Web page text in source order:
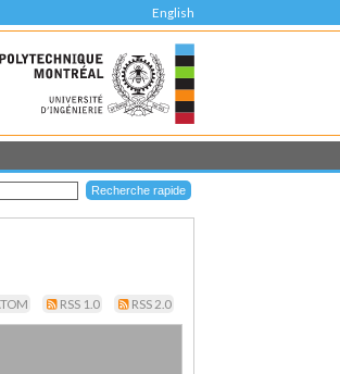
English
RSS 1.0 RSS 2.0